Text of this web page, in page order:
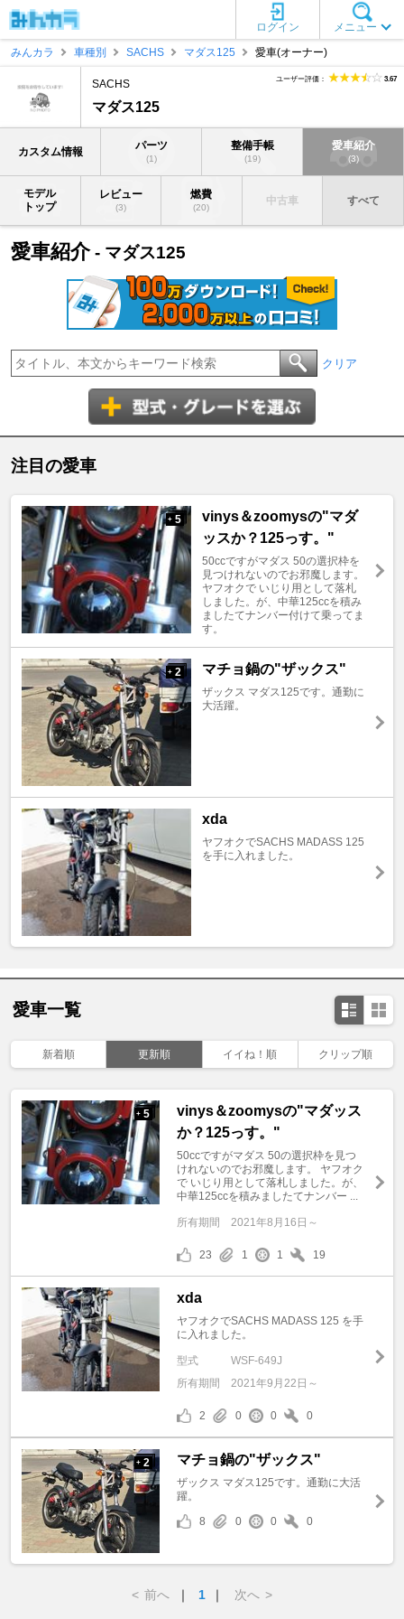
メニュー
ログイン
みんカラ
車種別 SACHS マダス125 愛車(オーナー)
SACHS
マダス125
ユーザー評価： 3.67
カスタム情報 パーツ
(1)
整備手帳
(19)
愛車紹介
(3)
モデル
トップ
レビュー
(3)
燃費
(20)
中古車 すべて
愛車紹介- マダス125
クリア
注目の愛車
+ 5
vinys＆zoomysの"マダ
ッスか？125っす。"
50ccですがマダス 50の選択枠を
見つけれないのでお邪魔します。
ヤフオクで いじり用として落札
しました。が、中華125ccを積み
ましたてナンバー付けて乗ってま
す。
+ 2 マチョ鍋の"ザックス"
ザックス マダス125です。通勤に
大活躍。
xda
ヤフオクでSACHS MADASS 125
を手に入れました。
愛車一覧
新着順 更新順 イイね！順 クリップ順
+ 5
vinys＆zoomysの"マダッス
か？125っす。"
50ccですがマダス 50の選択枠を見つ
けれないのでお邪魔します。 ヤフオク
で いじり用として落札しました。が、
中華125ccを積みましたてナンバー ...
所有期間 2021年8月16日～
23 1 1 19
xda
ヤフオクでSACHS MADASS 125 を手
に入れました。
型式
WSF-649J
所有期間
2021年9月22日～
2 0 0 0
+ 2 マチョ鍋の"ザックス"
ザックス マダス125です。通勤に大活
躍。
8
0 0 0
< 前へ ｜ 1 ｜ 次へ >